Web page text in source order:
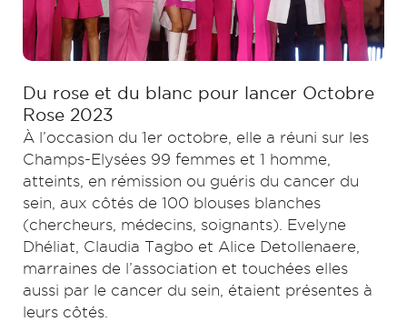
Du rose et du blanc pour lancer Octobre
Rose 2023
À l’occasion du 1er octobre, elle a réuni sur les
Champs-Elysées 99 femmes et 1 homme,
atteints, en rémission ou guéris du cancer du
sein, aux côtés de 100 blouses blanches
(chercheurs, médecins, soignants). Evelyne
Dhéliat, Claudia Tagbo et Alice Detollenaere,
marraines de l’association et touchées elles
aussi par le cancer du sein, étaient présentes à
leurs côtés.